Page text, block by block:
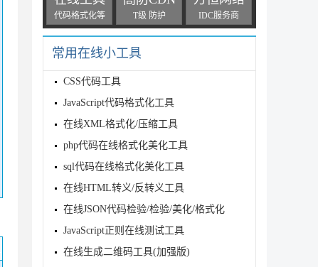
代码格式化等 T级 防护 IDC服务商
常用在线小工具
CSS代码工具
JavaScript代码格式化工具
在线XML格式化/压缩工具
php代码在线格式化美化工具
sql代码在线格式化美化工具
在线HTML转义/反转义工具
在线JSON代码检验/检验/美化/格式化
JavaScript正则在线测试工具
在线生成二维码工具(加强版)